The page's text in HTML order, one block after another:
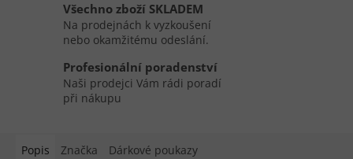
Všechno zboží SKLADEM
Na prodejnách k vyzkoušení
nebo okamžitému odeslání.
Profesionální poradenství
Naši prodejci Vám rádi poradí
při nákupu
Popis Značka Dárkové poukazy